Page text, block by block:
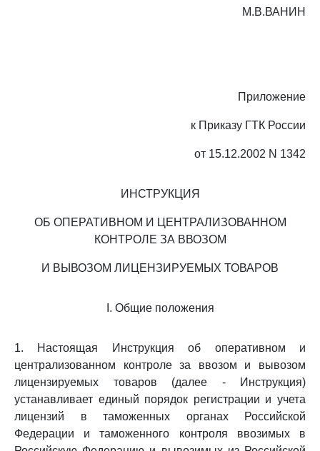
М.В.ВАНИН
Приложение
к Приказу ГТК России
от 15.12.2002 N 1342
ИНСТРУКЦИЯ
ОБ ОПЕРАТИВНОМ И ЦЕНТРАЛИЗОВАННОМ
КОНТРОЛЕ ЗА ВВОЗОМ
И ВЫВОЗОМ ЛИЦЕНЗИРУЕМЫХ ТОВАРОВ
I. Общие положения
1. Настоящая Инструкция об оперативном и
централизованном контроле за ввозом и вывозом
лицензируемых товаров (далее - Инструкция)
устанавливает единый порядок регистрации и учета
лицензий в таможенных органах Российской
Федерации и таможенного контроля ввозимых в